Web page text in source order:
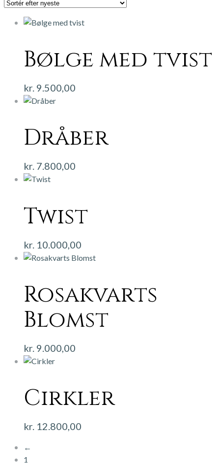
seneste
Bølge med tvist
kr. 9.500,00
Dråber
kr. 7.800,00
Twist
kr. 10.000,00
Rosakvarts
Blomst
kr. 9.000,00
Cirkler
kr. 12.800,00
←
1